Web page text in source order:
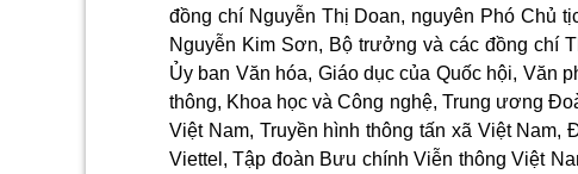
đồng chí Nguyễn Thị Doan, nguyên Phó Chủ
Nguyễn Kim Sơn, Bộ trưởng và các đồng chí
Ủy ban Văn hóa, Giáo dục của Quốc hội, Văn
thông, Khoa học và Công nghệ, Trung ương
Việt Nam, Truyền hình thông tấn xã Việt
Viettel, Tập đoàn Bưu chính Viễn thông Việt